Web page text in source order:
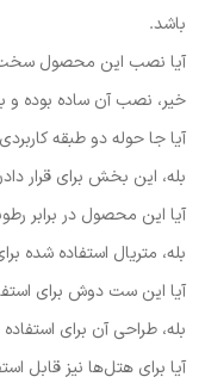
باشد.
آیا نصب این محصول
خیر، نصب آن ساده بوده و
آیا جا حوله دو طبقه
بله، این بخش برای قرار
آیا این محصول در برابر
بله، متریال استفاده
آیا این ست دوش برای
بله، طراحی آن برای
آیا برای هتل‌ها نیز قابل